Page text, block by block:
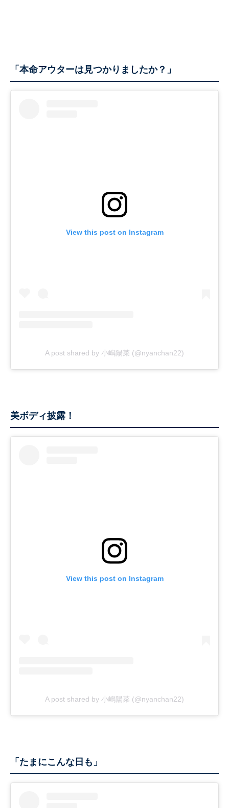
「本命アウターは見つかりましたか？」
View this post on Instagram
A post shared by 小嶋陽菜 (@nyanchan22)
美ボディ披露！
View this post on Instagram
A post shared by 小嶋陽菜 (@nyanchan22)
「たまにこんな日も」